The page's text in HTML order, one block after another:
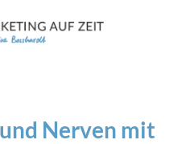
Nerven mit